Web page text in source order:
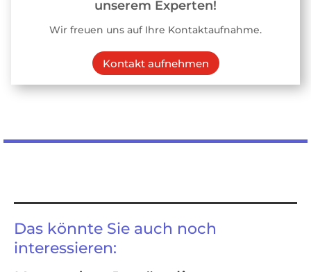
unserem Experten!
Wir freuen uns auf Ihre Kontaktaufnahme.
Kontakt aufnehmen
Das könnte Sie auch noch
interessieren: